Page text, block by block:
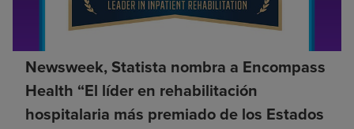
Newsweek, Statista nombra a Encompass
Health “El líder en rehabilitación
hospitalaria más premiado de los Estados